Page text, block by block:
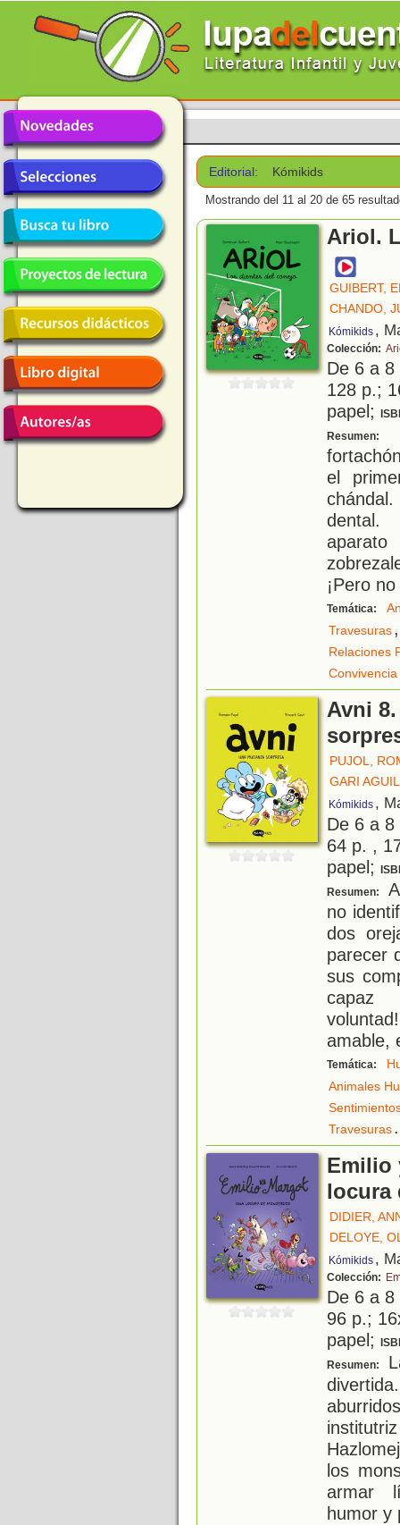
Editorial: Kómikids
Mostrando del 11 al 20 de 65
Ariol.
GUIBERT,
CHANDO,
Kómikids ,
Colección:
De 6 a
128 p.;
papel;
Resumen:
el
dental.
¡Pero
Temática:
Travesuras,
Relaciones
Convivencia
Avni
PUJOL,
GARI
Kómikids ,
De 6 a
64 p. ,
papel;
Resumen:
no
dos
parecer
sus
capaz
amable,
Temática:
Animales
Travesuras.
Emilio
DIDIER,
DELOYE,
Kómikids ,
Colección:
De 6 a
96 p.;
papel;
Resumen:
los
armar
humor y